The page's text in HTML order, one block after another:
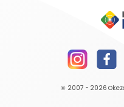
© 2007 - 2026